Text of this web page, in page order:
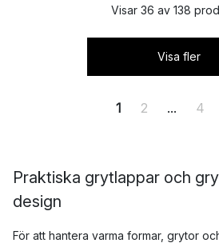
Visar 36 av 138
Visa fler
1 2 ... 4
Praktiska grytlappar och
design
För att hantera varma formar, grytor